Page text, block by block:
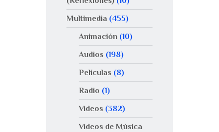
Multimedia (455)
Animación(10)
Audios (198)
Películas (8)
Radio (1)
Videos (382)
Videos de Música